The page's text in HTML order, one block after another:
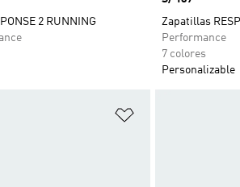
2 RUNNING
Zapatillas
Performance
7 colores
Personalizable